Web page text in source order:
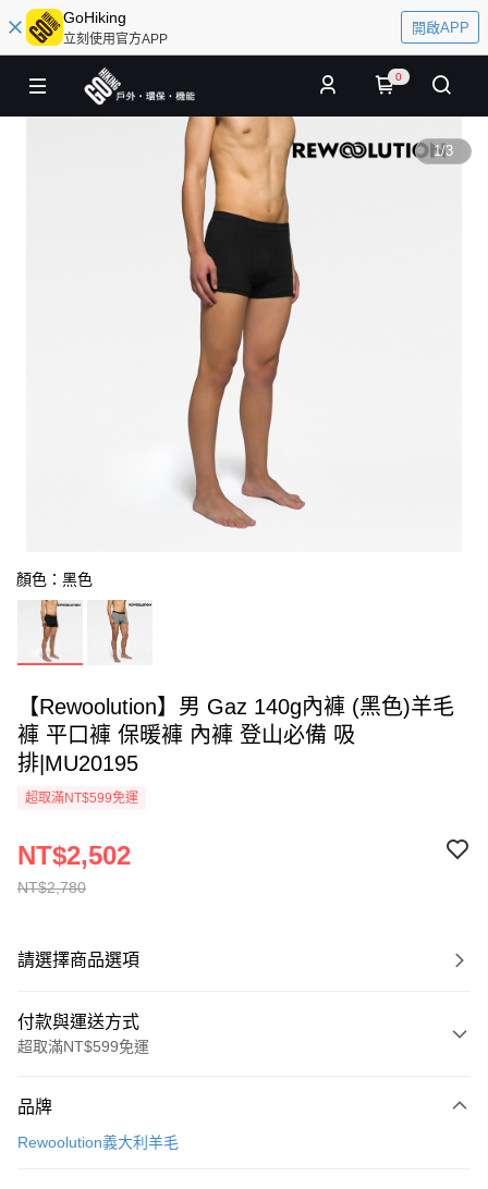
GoHiking
立刻使用官方APP
開啟APP
0
1/3
顏色：黑色
【Rewoolution】男 Gaz 140g內褲 (黑色)羊毛
褲 平口褲 保暖褲 內褲 登山必備 吸
排|MU20195
超取滿NT$599免運
NT$2,780
NT$2,502
請選擇商品選項
付款與運送方式
超取滿NT$599免運
信用卡一次付款
品牌
Rewoolution義大利羊毛